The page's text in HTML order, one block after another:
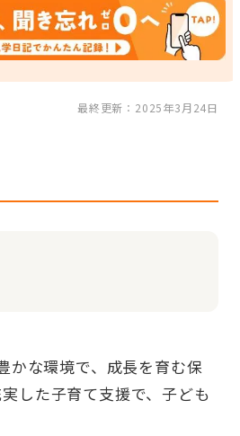
最終更新：2025年3月24日
した子育て支援で、子ども